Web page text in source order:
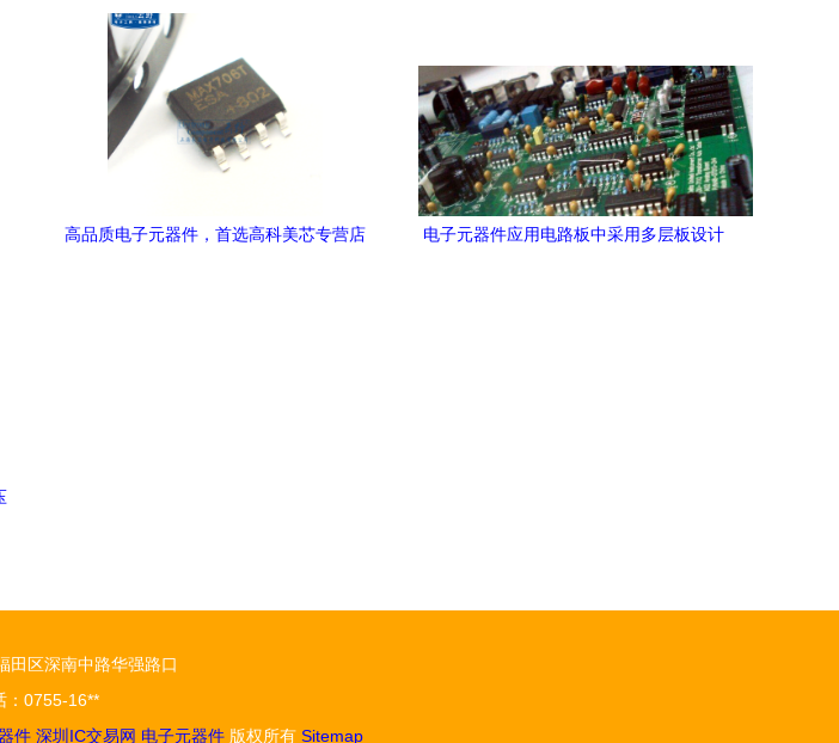
高品质电子元器件，首选高科美芯专营店
电子元器件应用电路板中采用多层板设计
田区深南中路华强路口
：0755-16**
件 深圳IC交易网 电子元器件 版权所有 Sitemap